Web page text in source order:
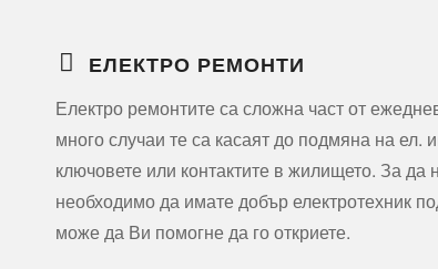
ЕЛЕКТРО РЕМОНТИ
Електро ремонтите са сложна част от
много случаи те са касаят до подмяна на ел.
ключовете или контактите в жилището. За да
необходимо да имате добър електротехник
може да Ви помогне да го откриете.